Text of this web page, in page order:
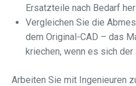
Ersatzteile nach Bedarf
Vergleichen Sie die
dem Original-CAD – das
kriechen, wenn es sich
Arbeiten Sie mit Ingenieuren